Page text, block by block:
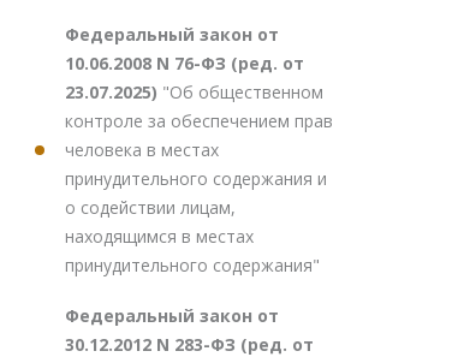
Федеральный закон от
10.06.2008 N 76-ФЗ (ред. от
23.07.2025) "Об общественном
контроле за обеспечением прав
человека в местах
принудительного содержания и
о содействии лицам,
находящимся в местах
принудительного содержания"
Федеральный закон от
30.12.2012 N 283-ФЗ (ред. от